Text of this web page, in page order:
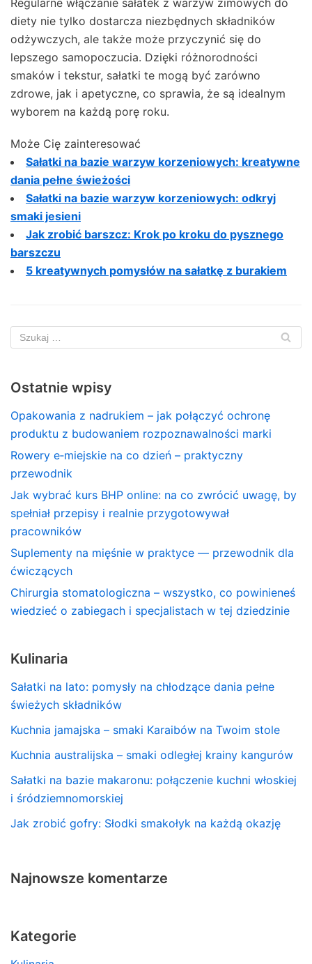
diety nie tylko dostarcza niezbędnych składników
odżywczych, ale także może przyczynić się do
lepszego samopoczucia. Dzięki różnorodności
smaków i tekstur, sałatki te mogą być zarówno
zdrowe, jak i apetyczne, co sprawia, że są idealnym
wyborem na każdą porę roku.
Może Cię zainteresować
Sałatki na bazie warzyw korzeniowych: kreatywne
dania pełne świeżości
Sałatki na bazie warzyw korzeniowych: odkryj
smaki jesieni
Jak zrobić barszcz: Krok po kroku do pysznego
barszczu
5 kreatywnych pomysłów na sałatkę z burakiem
Ostatnie wpisy
Opakowania z nadrukiem – jak połączyć ochronę
produktu z budowaniem rozpoznawalności marki
Rowery e‑miejskie na co dzień – praktyczny
przewodnik
Jak wybrać kurs BHP online: na co zwrócić uwagę, by
spełniał przepisy i realnie przygotowywał
pracowników
Suplementy na mięśnie w praktyce — przewodnik dla
ćwiczących
Chirurgia stomatologiczna – wszystko, co powinieneś
wiedzieć o zabiegach i specjalistach w tej dziedzinie
Kulinaria
Sałatki na lato: pomysły na chłodzące dania pełne
świeżych składników
Kuchnia jamajska – smaki Karaibów na Twoim stole
Kuchnia australijska – smaki odległej krainy kangurów
Sałatki na bazie makaronu: połączenie kuchni włoskiej
i śródziemnomorskiej
Jak zrobić gofry: Słodki smakołyk na każdą okazję
Najnowsze komentarze
Kategorie